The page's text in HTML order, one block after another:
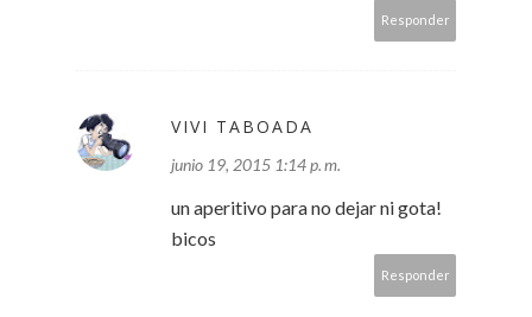
Responder
VIVI TABOADA
junio 19, 2015 1:14 p. m.
un aperitivo para no dejar ni gota!
bicos
Responder